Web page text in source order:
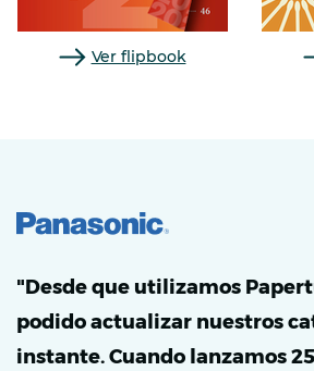
Ver flipbook
"Desde que utilizamos
podido actualizar nuestros
instante. Cuando lanzamos